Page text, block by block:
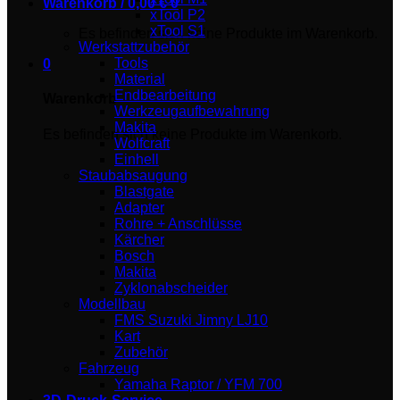
Warenkorb /0,00€ 0
Es befinden sich keine Produkte im Warenkorb.
0
Warenkorb
Es befinden sich keine Produkte im Warenkorb.
xTool P2
xTool S1
Werkstattzubehör
Tools
Material
Endbearbeitung
Werkzeugaufbewahrung
Makita
Wolfcraft
Einhell
Staubabsaugung
Blastgate
Adapter
Rohre + Anschlüsse
Kärcher
Bosch
Makita
Zyklonabscheider
Modellbau
FMS Suzuki Jimny LJ10
Kart
Zubehör
Fahrzeug
Yamaha Raptor / YFM 700